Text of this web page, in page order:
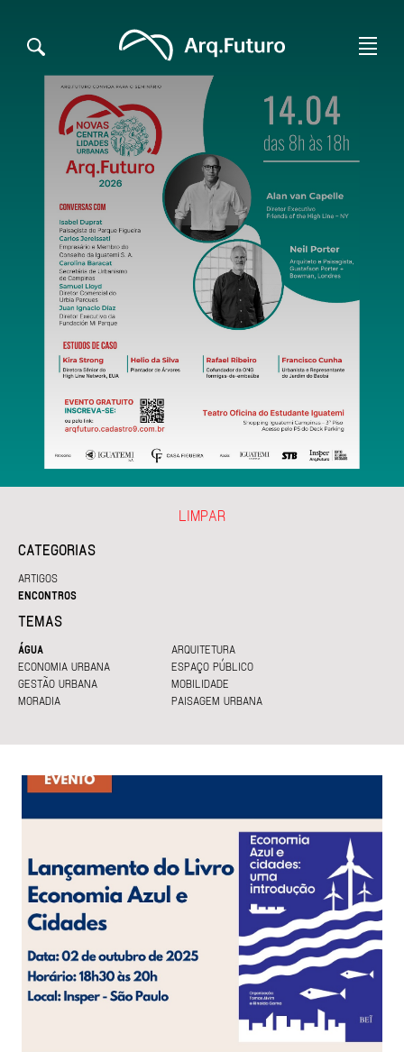
CATEGORIAS
ARTIGOS
ENCONTROS
TEMAS
ÁGUA
ARQUITETURA
ECONOMIA URBANA
ESPAÇO PÚBLICO
GESTÃO URBANA
MOBILIDADE
MORADIA
PAISAGEM URBANA
LIMPAR